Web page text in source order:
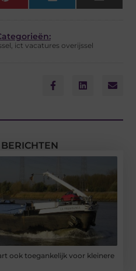
, ict vacatures overijssel
ook toegankelijk voor kleinere